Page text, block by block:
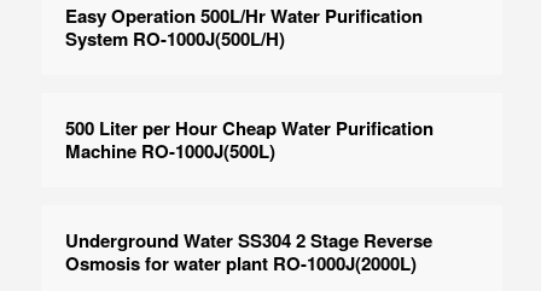
Easy Operation 500L/Hr Water Purification
System RO-1000J(500L/H)
500 Liter per Hour Cheap Water Purification
Machine RO-1000J(500L)
Underground Water SS304 2 Stage Reverse
Osmosis for water plant RO-1000J(2000L)